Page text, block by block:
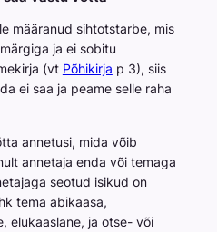
määranud sihtotstarbe, mis
ja ei sobitu
(vt Põhikirja p 3), siis
ei saa ja peame selle raha
annetusi, mida võib
annetaja enda või temaga
seotud isikud on
tema abikaasa,
elukaaslane, ja otse- või